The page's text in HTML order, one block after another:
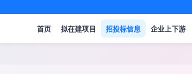
首页 拟在建项目 招投标信息 企业上下游